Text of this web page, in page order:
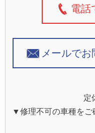
電
メールで
定
▼修理不可の車種をご